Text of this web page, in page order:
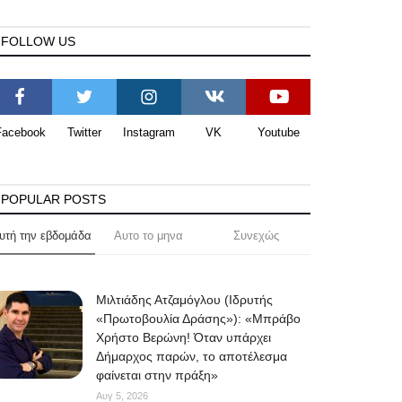
FOLLOW US
Twitter Instagram VK Youtube
POPULAR POSTS
την εβδομάδα Αυτο το μηνα Συνεχώς
Μιλτιάδης Ατζαμόγλου (Ιδρυτής
«Πρωτοβουλία Δράσης»): «Μπράβο
Χρήστο Βερώνη! Όταν υπάρχει
Δήμαρχος παρών, το αποτέλεσμα
φαίνεται στην πράξη»
Αυγ 5, 2026